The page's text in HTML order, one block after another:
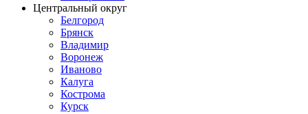
Центральный округ
Белгород
Брянск
Владимир
Воронеж
Иваново
Калуга
Кострома
Курск